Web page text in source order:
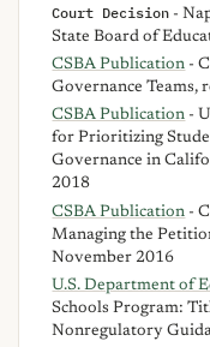
Court Decision -
State Board of
CSBA Publication -
Governance Teams,
CSBA Publication -
for Prioritizing
Governance in
2018
CSBA Publication -
Managing the
November 2016
U.S. Department of
Schools Program:
Nonregulatory